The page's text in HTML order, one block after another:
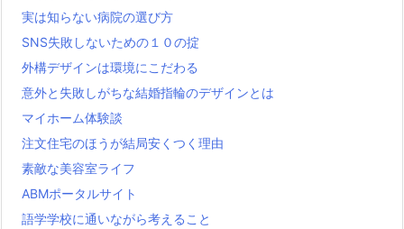
実は知らない病院の選び方
SNS失敗しないための１０の掟
外構デザインは環境にこだわる
意外と失敗しがちな結婚指輪のデザインとは
マイホーム体験談
注文住宅のほうが結局安くつく理由
素敵な美容室ライフ
ABMポータルサイト
語学学校に通いながら考えること